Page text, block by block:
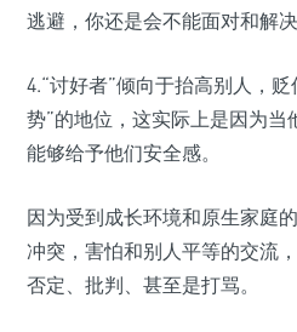
逃避，你还是会不能面对和解决
4.“讨好者”倾向于抬高别人，
势”的地位，这实际上是因为
能够给予他们安全感。
因为受到成长环境和原生家庭
冲突，害怕和别人平等的交流
否定、批判、甚至是打骂。